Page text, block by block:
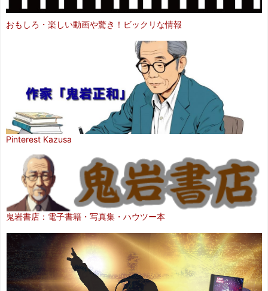
おもしろ・楽しい動画や驚き！ビックリな情報
Pinterest Kazusa
鬼岩書店：電子書籍・写真集・ハウツー本